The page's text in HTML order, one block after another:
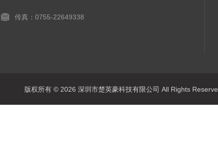
传真：0755-22649338
版权所有 © 2026 深圳市楚英豪科技有限公司 All Rights